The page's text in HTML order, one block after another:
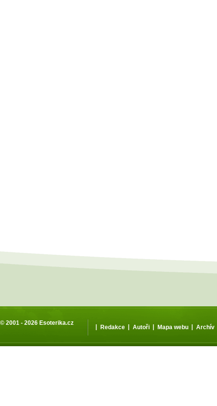
© 2001 - 2026 Esoterika.cz
| Redakce | Autoři | Mapa webu | Archív